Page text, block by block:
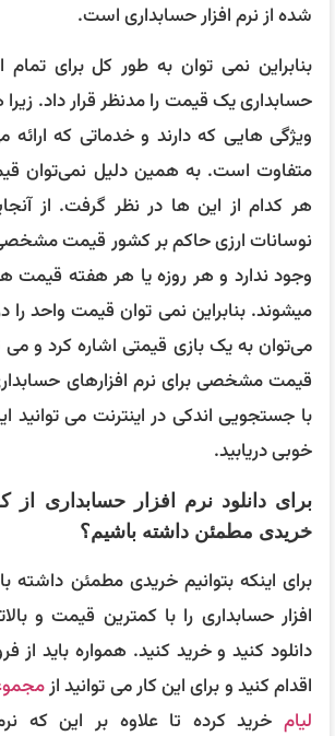
شده از نرم افزار حسابداری است.
بنابراین نمی توان به طور کل برای تمام
حسابداری یک قیمت را مدنظر قرار داد. زیرا
ویژگی هایی که دارند و خدماتی که
متفاوت است. به همین دلیل نمی‌توان
هر کدام از این ها در نظر گرفت. از
نوسانات ارزی حاکم بر کشور قیمت
وجود ندارد و هر روزه یا هر هفته
میشوند. بنابراین نمی توان قیمت واحد را
می‌توان به یک بازی قیمتی اشاره کرد و
قیمت مشخصی برای نرم افزارهای
با جستجویی اندکی در اینترنت می توانید
خوبی دریابید.
برای دانلود نرم افزار حسابداری از
خریدی مطمئن داشته باشیم؟
برای اینکه بتوانیم خریدی مطمئن داشته
افزار حسابداری را با کمترین قیمت و
دانلود کنید و خرید کنید. همواره باید از
اقدام کنید و برای این کار می توانید از
لیام خرید کرده تا علاوه بر این که